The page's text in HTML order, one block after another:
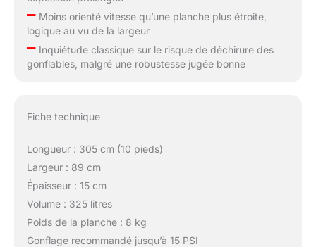
–Moins orienté vitesse qu’une planche plus étroite,
logique au vu de la largeur
–Inquiétude classique sur le risque de déchirure des
gonflables, malgré une robustesse jugée bonne
Fiche technique
Longueur : 305 cm (10 pieds)
Largeur : 89 cm
Épaisseur : 15 cm
Volume : 325 litres
Poids de la planche : 8 kg
Gonflage recommandé jusqu’à 15 PSI